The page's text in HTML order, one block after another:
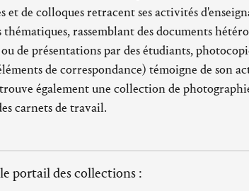
et de colloques retracent ses activités
rassemblant des documents
de présentations par des étudiants,
de correspondance) témoigne de son
également une collection de
carnets de travail.
portail des collections :